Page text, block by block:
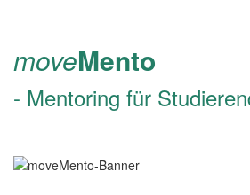
moveMento
- Mentoring für